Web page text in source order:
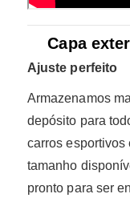
Capa
Ajuste perfeito
Armazenamos
depósito para
carros esportivos
tamanho
pronto para ser